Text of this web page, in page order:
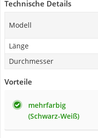
Technische Details
Modell
Länge
Durchmesser
Vorteile
mehrfarbig
(Schwarz-Weiß)